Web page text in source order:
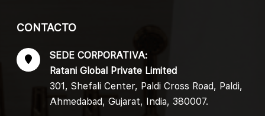
CONTACTO
SEDE CORPORATIVA:
Ratani Global Private Limited
301, Shefali Center, Paldi Cross Road, Paldi,
Ahmedabad, Gujarat, India, 380007.